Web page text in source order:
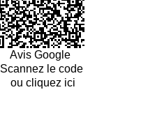
Avis Google
Scannez le code
ou cliquez ici